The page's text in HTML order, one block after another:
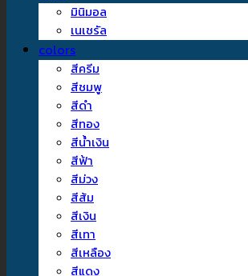
มินิมอล
เนเชรัล
colors
สีครีม
สีชมพู
สีดำ
สีทอง
สีน้ำเงิน
สีฟ้า
สีม่วง
สีส้ม
สีเงิน
สีเทา
สีเหลือง
สีแดง